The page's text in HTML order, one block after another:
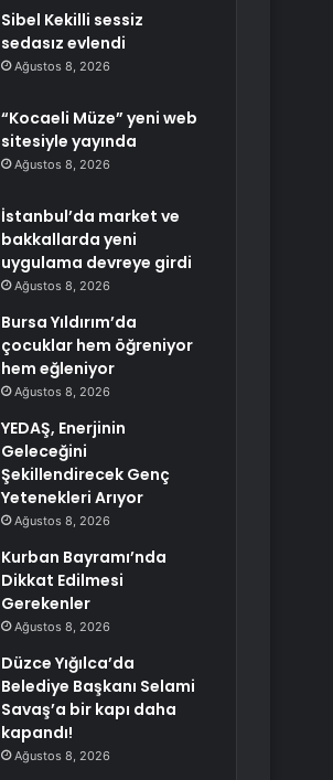
Sibel Kekilli sessiz
sedasız evlendi
Ağustos 8, 2026
“Kocaeli Müze” yeni web
sitesiyle yayında
Ağustos 8, 2026
İstanbul’da market ve
bakkallarda yeni
uygulama devreye girdi
Ağustos 8, 2026
Bursa Yıldırım’da
çocuklar hem öğreniyor
hem eğleniyor
Ağustos 8, 2026
YEDAŞ, Enerjinin
Geleceğini
Şekillendirecek Genç
Yetenekleri Arıyor
Ağustos 8, 2026
Kurban Bayramı’nda
Dikkat Edilmesi
Gerekenler
Ağustos 8, 2026
Düzce Yığılca’da
Belediye Başkanı Selami
Savaş’a bir kapı daha
kapandı!
Ağustos 8, 2026